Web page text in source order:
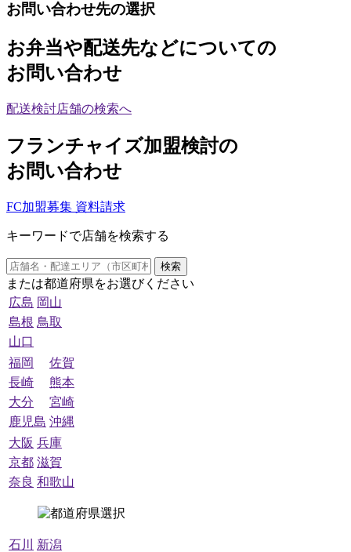
お問い合わせ先の選択
お弁当や配送先などについての
お問い合わせ
配送検討店舗の検索へ
フランチャイズ加盟検討の
お問い合わせ
FC加盟募集 資料請求
キーワードで店舗を検索する
検索
または都道府県をお選びください
広島 岡山
島根 鳥取
山口
福岡
佐賀
長崎
熊本
大分
宮崎
鹿児島 沖縄
大阪 兵庫
京都 滋賀
奈良 和歌山
石川
新潟